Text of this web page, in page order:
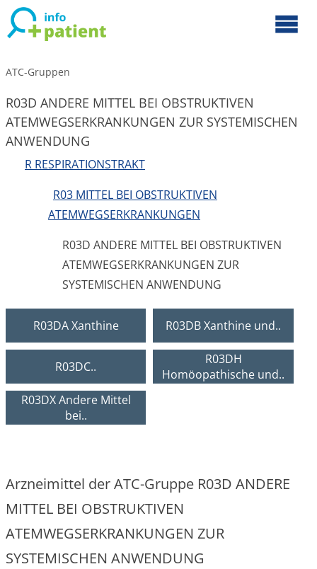
ATC-Gruppen
R03D ANDERE MITTEL BEI OBSTRUKTIVEN
ATEMWEGSERKRANKUNGEN ZUR SYSTEMISCHEN
ANWENDUNG
R RESPIRATIONSTRAKT
R03 MITTEL BEI OBSTRUKTIVEN
ATEMWEGSERKRANKUNGEN
R03D ANDERE MITTEL BEI OBSTRUKTIVEN
ATEMWEGSERKRANKUNGEN ZUR
SYSTEMISCHEN ANWENDUNG
R03DA Xanthine R03DB Xanthine und..
R03DC..
R03DH
Homöopathische und..
R03DX Andere Mittel
bei..
Arzneimittel der ATC-Gruppe R03D ANDERE
MITTEL BEI OBSTRUKTIVEN
ATEMWEGSERKRANKUNGEN ZUR
SYSTEMISCHEN ANWENDUNG